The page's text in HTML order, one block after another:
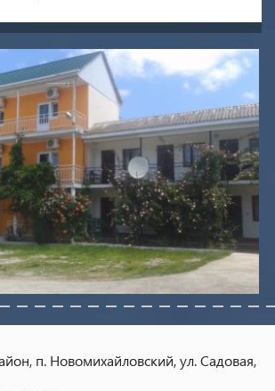
п. Новомихайловский, ул. Садовая,